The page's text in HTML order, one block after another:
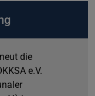
die
e.V.